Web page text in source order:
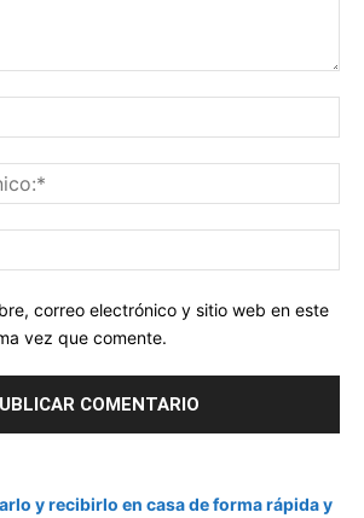
correo electrónico y sitio web en este
vez que comente.
y recibirlo en casa de forma rápida y